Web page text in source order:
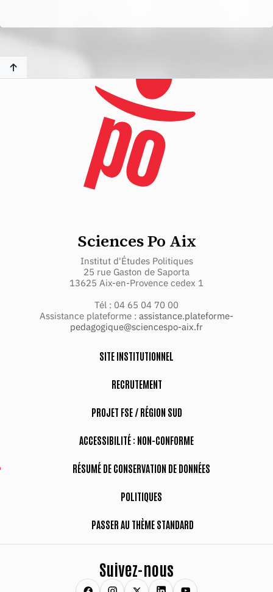
Sciences Po Aix
Institut d'Études Politiques
25 rue Gaston de Saporta
13625 Aix-en-Provence cedex 1
Tél : 04 65 04 70 00
Assistance plateforme : assistance.plateforme-
pedagogique@sciencespo-aix.fr
SITE INSTITUTIONNEL
RECRUTEMENT
PROJET FSE / RÉGION SUD
ACCESSIBILITÉ : NON-CONFORME
RÉSUMÉ DE CONSERVATION DE DONNÉES
POLITIQUES
PASSER AU THÈME STANDARD
Suivez-nous